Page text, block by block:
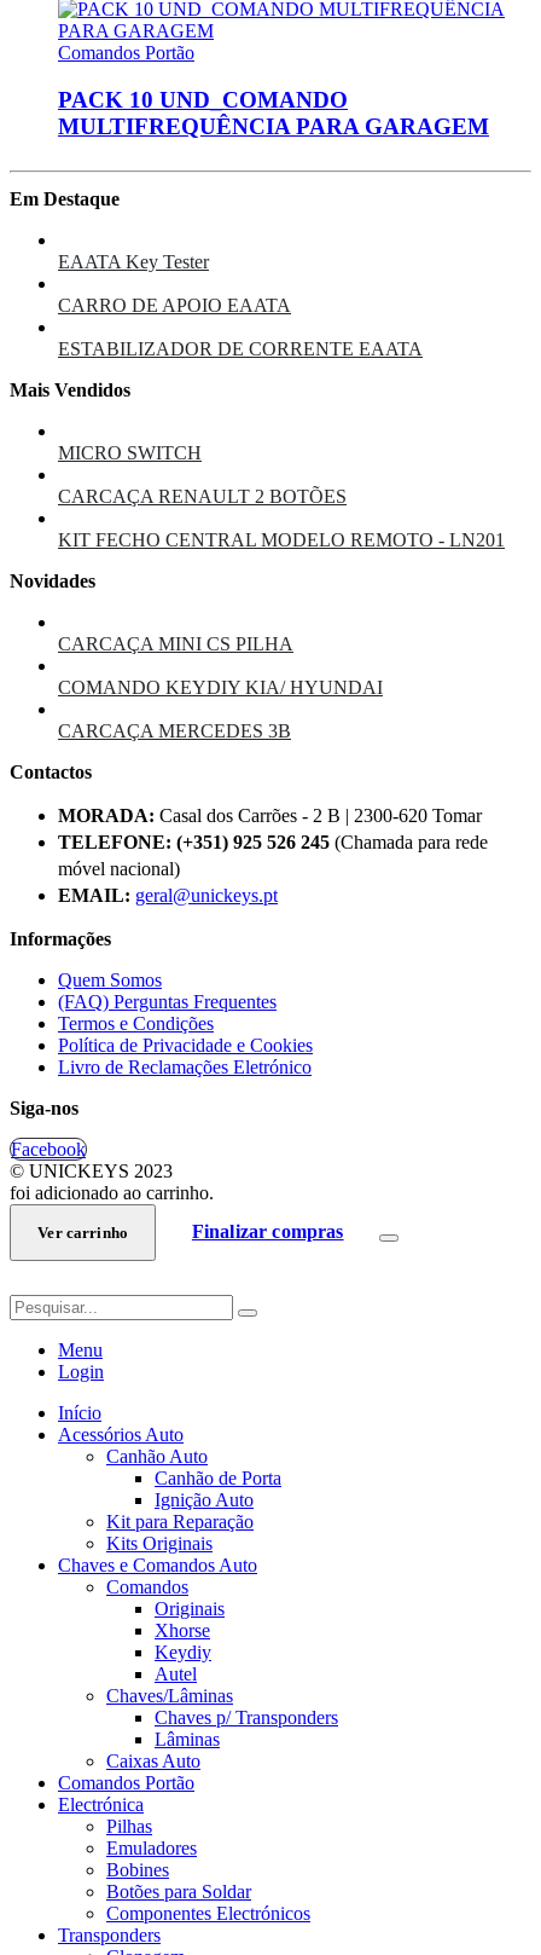
Comandos Portão
PACK 10 UND_COMANDO
MULTIFREQUÊNCIA PARA GARAGEM
Em Destaque
EAATA Key Tester
CARRO DE APOIO EAATA
ESTABILIZADOR DE CORRENTE EAATA
Mais Vendidos
MICRO SWITCH
CARCAÇA RENAULT 2 BOTÕES
KIT FECHO CENTRAL MODELO REMOTO - LN201
Novidades
CARCAÇA MINI CS PILHA
COMANDO KEYDIY KIA/ HYUNDAI
CARCAÇA MERCEDES 3B
Contactos
MORADA: Casal dos Carrões - 2 B | 2300-620 Tomar
TELEFONE: (+351) 925 526 245 (Chamada para rede
móvel nacional)
EMAIL: geral@unickeys.pt
Informações
Quem Somos
(FAQ) Perguntas Frequentes
Termos e Condições
Política de Privacidade e Cookies
Livro de Reclamações Eletrónico
Siga-nos
Facebook
© UNICKEYS 2023
foi adicionado ao carrinho.
Ver carrinho Finalizar compras
Menu
Login
Início
Acessórios Auto
Canhão Auto
Canhão de Porta
Ignição Auto
Kit para Reparação
Kits Originais
Chaves e Comandos Auto
Comandos
Originais
Xhorse
Keydiy
Autel
Chaves/Lâminas
Chaves p/ Transponders
Lâminas
Caixas Auto
Comandos Portão
Electrónica
Pilhas
Emuladores
Bobines
Botões para Soldar
Componentes Electrónicos
Transponders